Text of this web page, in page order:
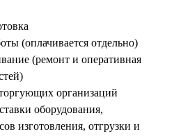
(оплачивается отдельно)
(ремонт и оперативная
организаций
оборудования,
изготовления, отгрузки и